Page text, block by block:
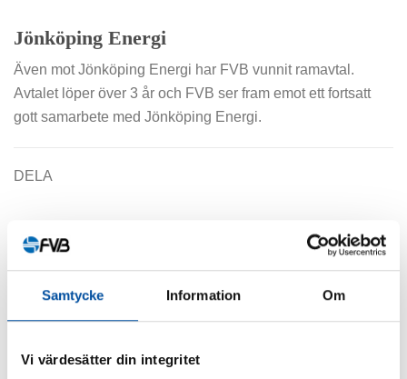
Samtycke Information Om
Vi värdesätter din integritet
Jönköping Energi
Även mot Jönköping Energi har FVB vunnit ramavtal.
Avtalet löper över 3 år och FVB ser fram emot ett fortsatt
gott samarbete med Jönköping Energi.
DELA
Liknande artiklar